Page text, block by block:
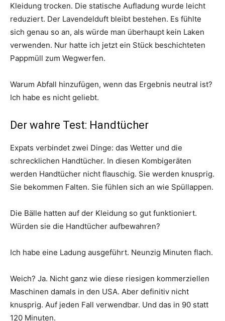
Kleidung trocken. Die statische Aufladung wurde leicht
reduziert. Der Lavendelduft bleibt bestehen. Es fühlte
sich genau so an, als würde man überhaupt kein Laken
verwenden. Nur hatte ich jetzt ein Stück beschichteten
Pappmüll zum Wegwerfen.
Warum Abfall hinzufügen, wenn das Ergebnis neutral ist?
Ich habe es nicht geliebt.
Der wahre Test: Handtücher
Expats verbindet zwei Dinge: das Wetter und die
schrecklichen Handtücher. In diesen Kombigeräten
werden Handtücher nicht flauschig. Sie werden knusprig.
Sie bekommen Falten. Sie fühlen sich an wie Spüllappen.
Die Bälle hatten auf der Kleidung so gut funktioniert.
Würden sie die Handtücher aufbewahren?
Ich habe eine Ladung ausgeführt. Neunzig Minuten flach.
Weich? Ja. Nicht ganz wie diese riesigen kommerziellen
Maschinen damals in den USA. Aber definitiv nicht
knusprig. Auf jeden Fall verwendbar. Und das in 90 statt
120 Minuten.